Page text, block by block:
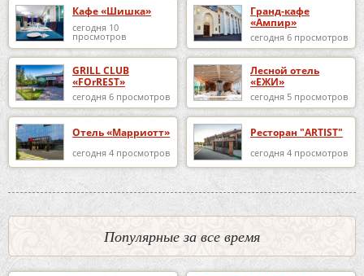
Кафе «Шишка»
сегодня 10
просмотров
Гранд-кафе
«Ампир»
сегодня 6 просмотров
GRILL CLUB
«FOrREST»
сегодня 6 просмотров
Лесной отель
«ЕЖИ»
сегодня 5 просмотров
Отель «Марриотт»
сегодня 4 просмотров
Ресторан "ARTIST"
сегодня 4 просмотров
Популярные за все время